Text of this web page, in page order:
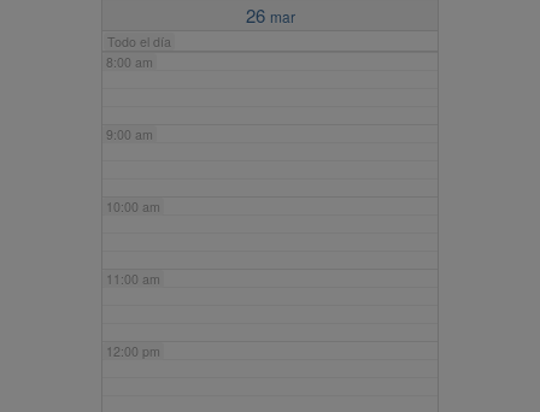
26 mar
Todo el día
8:00 am
9:00 am
10:00 am
11:00 am
12:00 pm